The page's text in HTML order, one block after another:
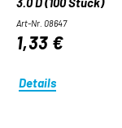
Art-Nr. 08647
1,33 €
Details